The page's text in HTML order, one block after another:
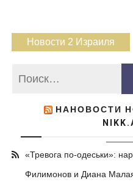
Новости 2 Израиля
НАНОВОСТИ
«Тревога по-одеськи»:
Филимонов и Диана